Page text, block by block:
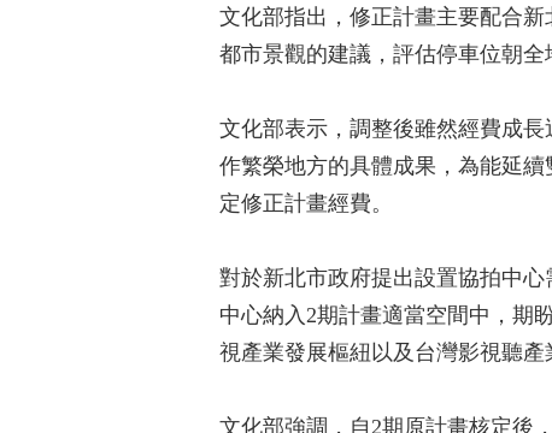
文化部指出，修正計畫主要配合
都市景觀的建議，評估停車位朝全
文化部表示，調整後雖然經費成
作繁榮地方的具體成果，為能延
定修正計畫經費。
對於新北市政府提出設置協拍中
中心納入2期計畫適當空間中，期
視產業發展樞紐以及台灣影視聽產
文化部強調，自2期原計畫核定後